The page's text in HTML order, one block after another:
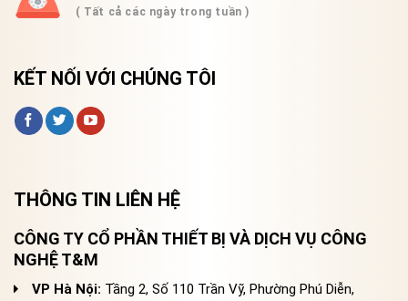
( Tất cả các ngày trong tuần )
KẾT NỐI VỚI CHÚNG TÔI
THÔNG TIN LIÊN HỆ
CÔNG TY CỔ PHẦN THIẾT BỊ VÀ DỊCH VỤ CÔNG
NGHỆ T&M
VP Hà Nội: Tầng 2, Số 110 Trần Vỹ, Phường Phú Diễn,